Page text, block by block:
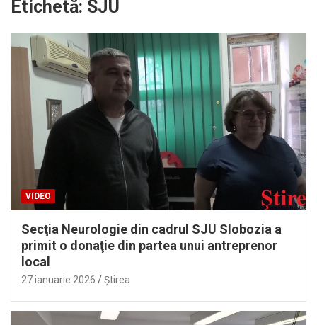
Etichetă: SJU
VIDEO
Secţia Neurologie din cadrul SJU Slobozia a
primit o donaţie din partea unui antreprenor
local
27 ianuarie 2026 Ştirea